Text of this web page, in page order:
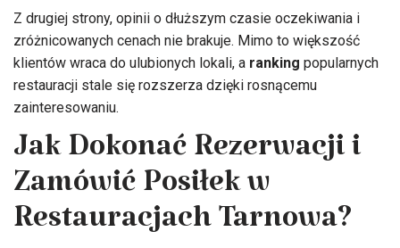
Z drugiej strony, opinii o dłuższym czasie oczekiwania i
zróżnicowanych cenach nie brakuje. Mimo to większość
klientów wraca do ulubionych lokali, a ranking popularnych
restauracji stale się rozszerza dzięki rosnącemu
zainteresowaniu.
Jak Dokonać Rezerwacji i
Zamówić Posiłek w
Restauracjach Tarnowa?